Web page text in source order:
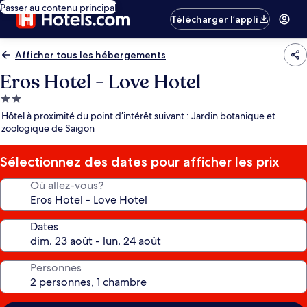
Passer au contenu principal
Télécharger l’appli
Afficher tous les hébergements
Eros Hotel - Love Hotel
Hébergement
2.0 étoiles
Hôtel à proximité du point d’intérêt suivant : Jardin botanique et
zoologique de Saïgon
Sélectionnez des dates pour afficher les prix
Où allez-vous?
Dates
Personnes